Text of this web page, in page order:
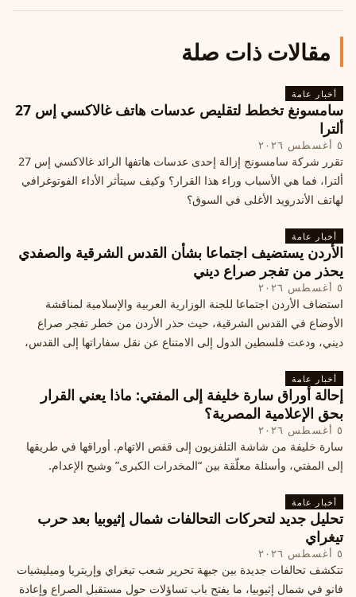
مقالات ذات صلة
أخبار عامة
سامسونغ تخطط لتقليص عدسات هاتف غالاكسي إس 27
ألترا
٥ أغسطس ٢٠٢٦
تقرر شركة سامسونج إزالة إحدى عدسات هاتفها الرائد غالاكسي إس 27
ألترا، فما هي الأسباب وراء هذا القرار؟ وكيف سيتأثر الأداء الفوتوغرافي
لهاتف الأندرويد الأغلى في السوق؟
أخبار عامة
الأردن يستضيف اجتماعا بشأن القدس الشرقية والصفدي
يحذر من تفجر صراع ديني
٥ أغسطس ٢٠٢٦
استضاف الأردن اجتماعا للجنة الوزارية العربية والإسلامية لمناقشة
الأوضاع في القدس الشرقية، حيث حذر الأردن من خطر تفجر صراع
ديني، ودعت فلسطين الدول إلى الامتناع عن نقل سفاراتها إلى القدس،
أخبار عامة
إحالة أوراق سارة خليفة إلى المفتي: ماذا يعني القرار
بحق الإعلامية المصرية؟
٥ أغسطس ٢٠٢٦
سارة خليفة من شاشة التلفزيون إلى قفص الاتهام. أوراقها في طريقها
إلى المفتي، وأسئلة معلّقة بين “المخدرات الكبرى” وشبح الإعدام.
أخبار عامة
تحليل جديد لتحركات التحالفات شمال إثيوبيا بعد حرب
تيغراي
٥ أغسطس ٢٠٢٦
تتكشف تحالفات جديدة بين جبهة تحرير شعب تيغراي وإريتريا وميليشيات
فانو في شمال إثيوبيا، ما يفتح باب تساؤلات حول مستقبل الصراع وإعادة